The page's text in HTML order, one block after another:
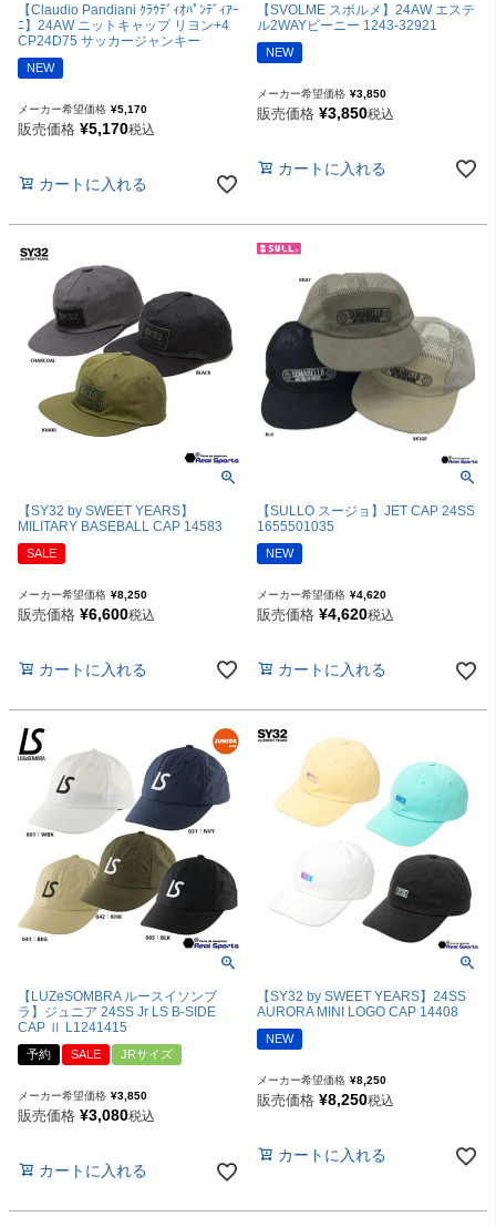
【Claudio Pandiani ｸﾗｳﾃﾞｨｵﾊﾟﾝﾃﾞｨｱｰ
ﾆ】24AW ニットキャップ リヨン+4
CP24D75 サッカージャンキー
NEW
メーカー希望価格 ¥5,170
販売価格 ¥5,170税込
カートに入れる
【SVOLME スボルメ】24AW エステ
ル2WAYビーニー 1243-32921
NEW
メーカー希望価格 ¥3,850
販売価格 ¥3,850税込
カートに入れる
【SY32 by SWEET YEARS】
MILITARY BASEBALL CAP 14583
SALE
メーカー希望価格 ¥8,250
販売価格 ¥6,600税込
カートに入れる
【SULLO スージョ】JET CAP 24SS
1655501035
NEW
メーカー希望価格 ¥4,620
販売価格 ¥4,620税込
カートに入れる
【LUZeSOMBRA ルースイソンブ
ラ】ジュニア 24SS Jr LS B-SIDE
CAP Ⅱ L1241415
予約 SALE JRサイズ
メーカー希望価格 ¥3,850
販売価格 ¥3,080税込
カートに入れる
【SY32 by SWEET YEARS】24SS
AURORA MINI LOGO CAP 14408
NEW
メーカー希望価格 ¥8,250
販売価格 ¥8,250税込
カートに入れる